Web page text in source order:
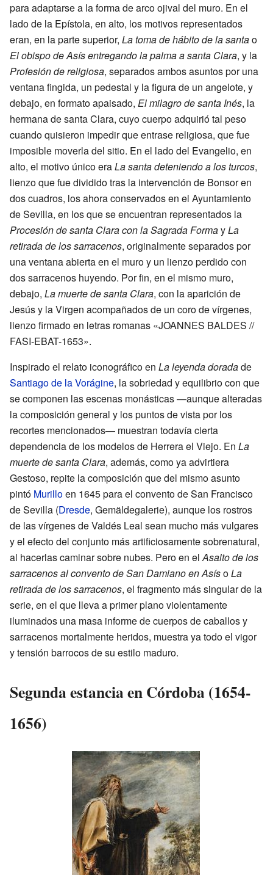
para adaptarse a la forma de arco ojival del muro. En el
lado de la Epístola, en alto, los motivos representados
eran, en la parte superior, La toma de hábito de la santao
El obispo de Asís entregando la palma a santa Clara, y la
Profesión de religiosa, separados ambos asuntos por una
ventana fingida, un pedestal y la figura de un angelote, y
debajo, en formato apaisado, El milagro de santa Inés, la
hermana de santa Clara, cuyo cuerpo adquirió tal peso
cuando quisieron impedir que entrase religiosa, que fue
imposible moverla del sitio. En el lado del Evangelio, en
alto, el motivo único eraLa santa deteniendo a los turcos,
lienzo que fue dividido tras la intervención de Bonsor en
dos cuadros, los ahora conservados en el Ayuntamiento
de Sevilla, en los que se encuentran representados la
Procesión de santa Clara con la Sagrada FormayLa
retirada de los sarracenos, originalmente separados por
una ventana abierta en el muro y un lienzo perdido con
dos sarracenos huyendo. Por fin, en el mismo muro,
debajo, La muerte de santa Clara, con la aparición de
Jesús y la Virgen acompañados de un coro de vírgenes,
lienzo firmado en letras romanas «JOANNES BALDES //
FASI-EBAT-1653».
Inspirado el relato iconográfico en La leyenda doradade
Santiago de la Vorágine, la sobriedad y equilibrio con que
se componen las escenas monásticas —aunque alteradas
la composición general y los puntos de vista por los
recortes mencionados— muestran todavía cierta
dependencia de los modelos de Herrera el Viejo. En La
muerte de santa Clara, además, como ya advirtiera
Gestoso, repite la composición que del mismo asunto
pintó Murilloen 1645 para el convento de San Francisco
de Sevilla (Dresde, Gemäldegalerie), aunque los rostros
de las vírgenes de Valdés Leal sean mucho más vulgares
y el efecto del conjunto más artificiosamente sobrenatural,
al hacerlas caminar sobre nubes. Pero en elAsalto de los
sarracenos al convento de San Damiano en AsísoLa
retirada de los sarracenos, el fragmento más singular de la
serie, en el que lleva a primer plano violentamente
iluminados una masa informe de cuerpos de caballos y
sarracenos mortalmente heridos, muestra ya todo el vigor
y tensión barrocos de su estilo maduro.
Segunda estancia en Córdoba (1654-
1656)